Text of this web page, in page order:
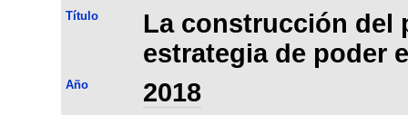
Título
La construcción del
estrategia de poder
Año 2018